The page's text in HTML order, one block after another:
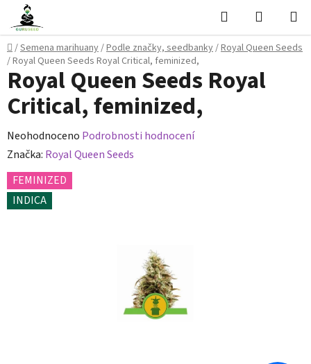
Přejít
obsah
Hledat
KOŠÍK
Domů
/Semena marihuany/Podle značky, seedbanky/Royal Queen Seeds
/Royal Queen Seeds Royal Critical, feminized,
Royal Queen Seeds Royal
Critical, feminized,
Průměrné
hodnocení
produktu
je
0,0
Neohodnoceno Podrobnosti hodnocení
Značka: Royal Queen Seeds
FEMINIZED
INDICA